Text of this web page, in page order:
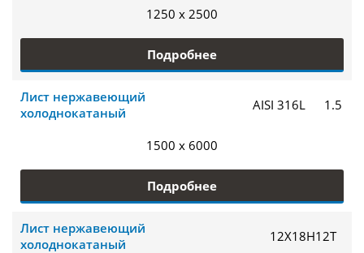
1250 x 2500
Подробнее
Лист нержавеющий
холоднокатаный
AISI 316L 1.5
1500 x 6000
Подробнее
Лист нержавеющий
холоднокатаный
12Х18Н12Т